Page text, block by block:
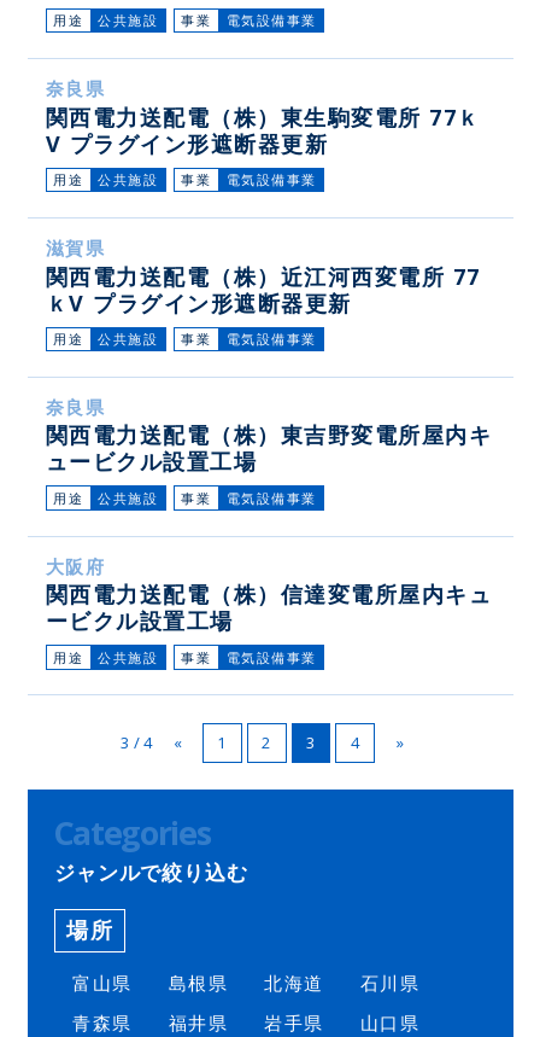
用途 公共施設 事業 電気設備事業
奈良県
関西電力送配電（株）東生駒変電所 77ｋ
V プラグイン形遮断器更新
用途 公共施設 事業 電気設備事業
滋賀県
関西電力送配電（株）近江河西変電所 77
ｋV プラグイン形遮断器更新
用途 公共施設 事業 電気設備事業
奈良県
関西電力送配電（株）東吉野変電所屋内キ
ュービクル設置工場
用途 公共施設 事業 電気設備事業
大阪府
関西電力送配電（株）信達変電所屋内キュ
ービクル設置工場
用途 公共施設 事業 電気設備事業
3 / 4 « 1 2 3 4 »
Categories
ジャンルで絞り込む
場所
富山県 島根県 北海道
石川県
青森県
福井県 岩手県
山口県